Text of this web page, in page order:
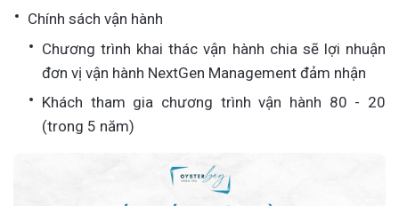
Chính sách vận hành
Chương trình khai thác vận hành chia sẽ lợi nhuận
đơn vị vận hành NextGen Management đảm nhận
Khách tham gia chương trình vận hành 80 - 20
(trong 5 năm)